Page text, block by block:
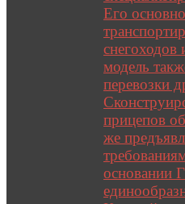
Его
снегоходов
модель
перевозки
прицепов
же